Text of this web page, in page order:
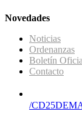
Novedades
Noticias
Ordenanzas
Boletín
Contacto
/